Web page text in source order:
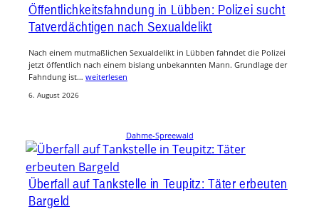
Öffentlichkeitsfahndung in Lübben: Polizei sucht
Tatverdächtigen nach Sexualdelikt
Nach einem mutmaßlichen Sexualdelikt in Lübben fahndet die Polizei
jetzt öffentlich nach einem bislang unbekannten Mann. Grundlage der
Fahndung ist… weiterlesen
6. August 2026
Dahme-Spreewald
Überfall auf Tankstelle in Teupitz: Täter erbeuten
Bargeld